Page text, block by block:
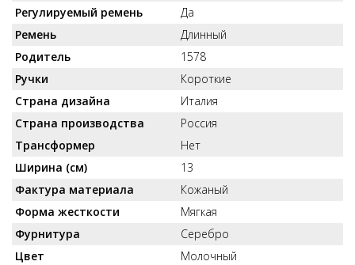
Регулируемый ремень
Да
Ремень
Длинный
Родитель
1578
Ручки
Короткие
Страна дизайна
Италия
Страна производства
Россия
Трансформер
Нет
Ширина (см)
13
Фактура материала
Кожаный
Форма жесткости
Мягкая
Фурнитура
Серебро
Цвет
Молочный